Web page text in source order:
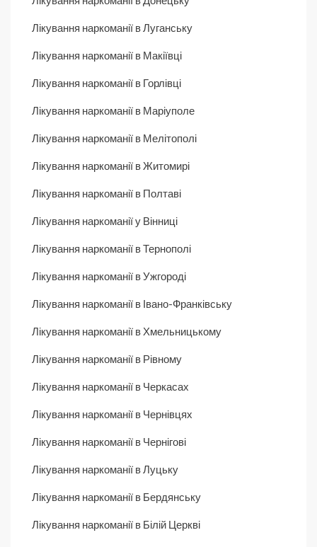
Лікування наркоманії в Луганську
Лікування наркоманії в Макіївці
Лікування наркоманії в Горлівці
Лікування наркоманії в Маріуполе
Лікування наркоманії в Мелітополі
Лікування наркоманії в Житомирі
Лікування наркоманії в Полтаві
Лікування наркоманії у Вінниці
Лікування наркоманії в Тернополі
Лікування наркоманії в Ужгороді
Лікування наркоманії в Івано-Франківську
Лікування наркоманії в Хмельницькому
Лікування наркоманії в Рівному
Лікування наркоманії в Черкасах
Лікування наркоманії в Чернівцях
Лікування наркоманії в Чернігові
Лікування наркоманії в Луцьку
Лікування наркоманії в Бердянську
Лікування наркоманії в Білій Церкві